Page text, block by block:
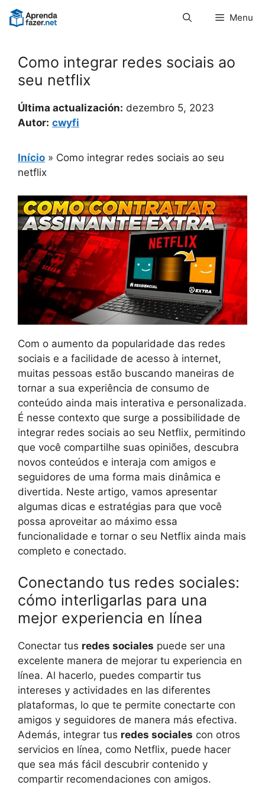
Pular
para
Menu
Como integrar redes sociais ao
seu netflix
Última actualización: dezembro 5, 2023
Autor: cwyfi
Início » Como integrar redes sociais ao seu
netflix
Com o aumento da popularidade das redes
sociais e a facilidade de acesso à internet,
muitas pessoas estão buscando maneiras de
tornar a sua experiência de consumo de
conteúdo ainda mais interativa e personalizada.
É nesse contexto que surge a possibilidade de
integrar redes sociais ao seu Netflix, permitindo
que você compartilhe suas opiniões, descubra
novos conteúdos e interaja com amigos e
seguidores de uma forma mais dinâmica e
divertida. Neste artigo, vamos apresentar
algumas dicas e estratégias para que você
possa aproveitar ao máximo essa
funcionalidade e tornar o seu Netflix ainda mais
completo e conectado.
Conectando tus redes sociales:
cómo interligarlas para una
mejor experiencia en línea
Conectar tus redes sociales puede ser una
excelente manera de mejorar tu experiencia en
línea. Al hacerlo, puedes compartir tus
intereses y actividades en las diferentes
plataformas, lo que te permite conectarte con
amigos y seguidores de manera más efectiva.
Además, integrar tus redes sociales con otros
servicios en línea, como Netflix, puede hacer
que sea más fácil descubrir contenido y
compartir recomendaciones con amigos.